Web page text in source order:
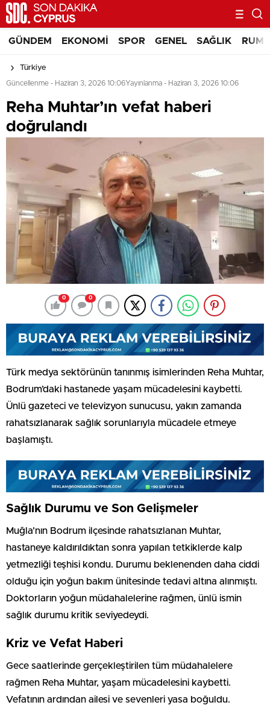
GÜNDEM EKONOMI SPOR GENEL SAĞLIK RUM
Türkiye
Güncellenme - Haziran 3, 2026 10:06Yayınlanma - Haziran 3, 2026 10:06
Reha Muhtar’ın vefat haberi
doğrulandı
0 0
Türk medya sektörünün tanınmış isimlerinden Reha Muhtar,
Bodrum’daki hastanede yaşam mücadelesini kaybetti.
Ünlü gazeteci ve televizyon sunucusu, yakın zamanda
rahatsızlanarak sağlık sorunlarıyla mücadele etmeye
başlamıştı.
Sağlık Durumu ve Son Gelişmeler
Muğla’nın Bodrum ilçesinde rahatsızlanan Muhtar,
hastaneye kaldırıldıktan sonra yapılan tetkiklerde kalp
yetmezliği teşhisi kondu. Durumu beklenenden daha ciddi
olduğu için yoğun bakım ünitesinde tedavi altına alınmıştı.
Doktorların yoğun müdahalelerine rağmen, ünlü ismin
sağlık durumu kritik seviyedeydi.
Kriz ve Vefat Haberi
Gece saatlerinde gerçekleştirilen tüm müdahalelere
rağmen Reha Muhtar, yaşam mücadelesini kaybetti.
Vefatının ardından ailesi ve sevenleri yasa boğuldu.